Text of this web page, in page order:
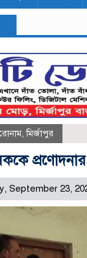
,মির্জাপুর
September 23,